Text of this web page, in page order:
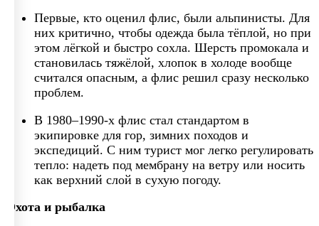
Первые, кто оценил флис, были альпинисты. Для
них критично, чтобы одежда была тёплой, но при
этом лёгкой и быстро сохла. Шерсть промокала и
становилась тяжёлой, хлопок в холоде вообще
считался опасным, а флис решил сразу несколько
проблем.
В 1980–1990-х флис стал стандартом в
экипировке для гор, зимних походов и
экспедиций. С ним турист мог легко регулировать
тепло: надеть под мембрану на ветру или носить
как верхний слой в сухую погоду.
Охота и рыбалка